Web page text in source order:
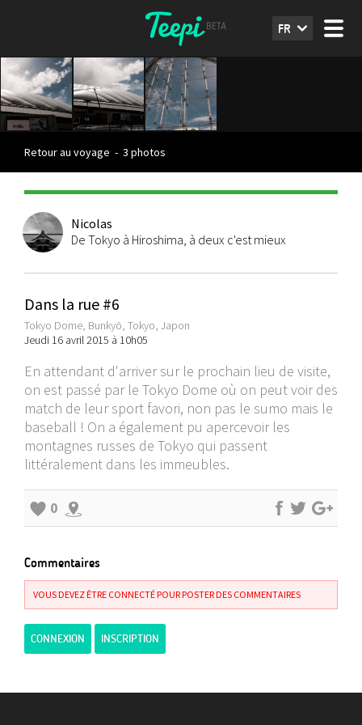
FR
Retour au voyage - 3 photos
Nicolas
De Tokyo à Hiroshima, à deux c'est mieux
Dans la rue #6
Tokyo Dome, Bunkyō, Tokyo, Japon
Jeudi 16 avril 2015 à 10h05
En attendant d'arriver sur le prochain lieu de visite,
on est passé par le Tokyo Dome où on peut voir des
match de leur sport favori, non pas le sumo mais le
baseball ! On a également pu apercevoir les
montagnes russes de Tokyo qui passent
littéralement dans les immeubles.
0
Commentaires
VOUS DEVEZ ÊTRE CONNECTÉ POUR POSTER DES COMMENTAIRES
CONNEXION INSCRIPTION